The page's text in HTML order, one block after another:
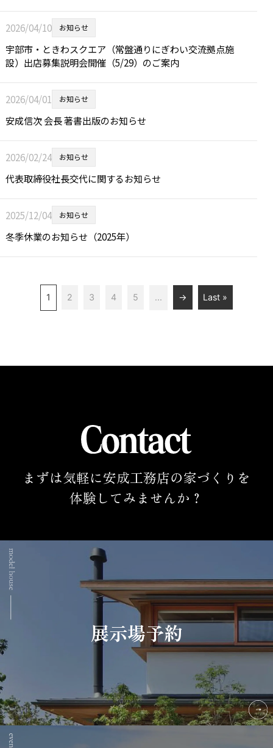
2026/04/10 お知らせ
宇部市・ときわスクエア（常盤通りにぎわい交流拠点施
設）出店募集説明会開催（5/29）のご案内
2026/04/01 お知らせ
安成信次 会長 著書出版のお知らせ
2026/02/24 お知らせ
代表取締役社長交代に関するお知らせ
2025/12/04 お知らせ
冬季休業のお知らせ（2025年）
1 2 3 4 5 ... → Last »
まずは気軽に安成工務店の家づくりを
体験してみませんか？
展示場予約